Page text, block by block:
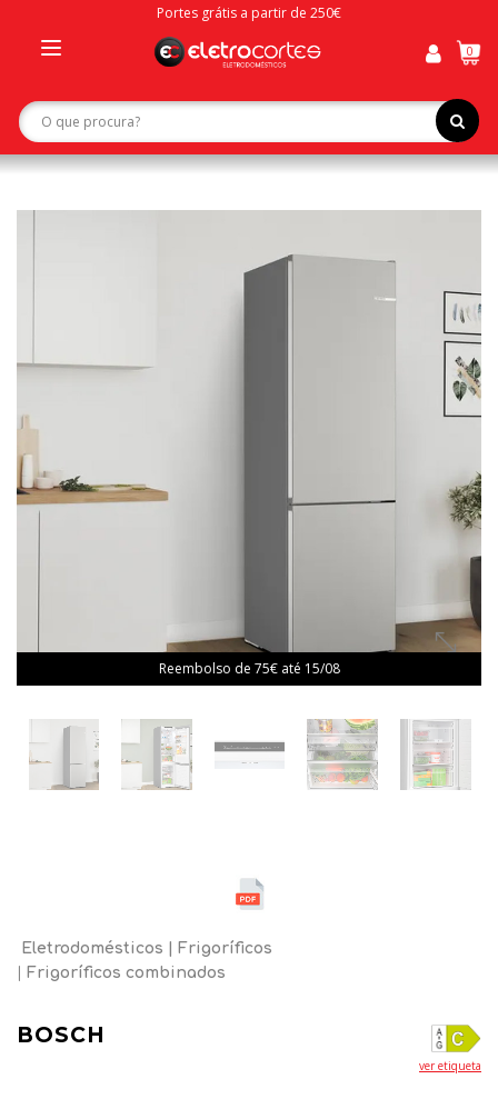
Portes grátis a partir de 250€
navigation
0
Reembolso de 75€ até 15/08
Eletrodomésticos
Frigoríficos
Frigoríficos combinados
BOSCH
ver etiqueta